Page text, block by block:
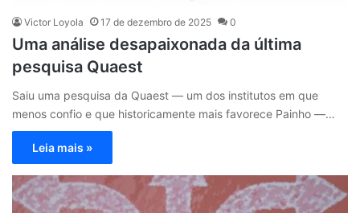
Victor Loyola 17 de dezembro de 2025 0
Uma análise desapaixonada da última
pesquisa Quaest
Saiu uma pesquisa da Quaest — um dos institutos em que
menos confio e que historicamente mais favorece Painho —…
Leia mais »